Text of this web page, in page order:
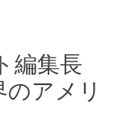
編集長
アメリ